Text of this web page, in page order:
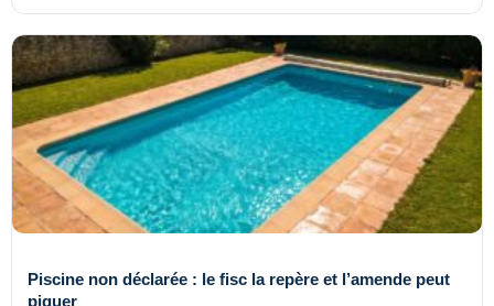
Piscine non déclarée : le fisc la repère et l’amende peut
piquer